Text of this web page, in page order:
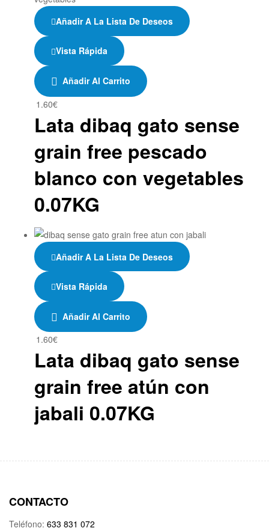
Añadir A La Lista De Deseos
Vista Rápida
Añadir Al Carrito
1.60€
Lata dibaq gato sense
grain free pescado
blanco con vegetables
0.07KG
Añadir A La Lista De Deseos
Vista Rápida
Añadir Al Carrito
1.60€
Lata dibaq gato sense
grain free atún con
jabali 0.07KG
CONTACTO
Teléfono: 633 831 072